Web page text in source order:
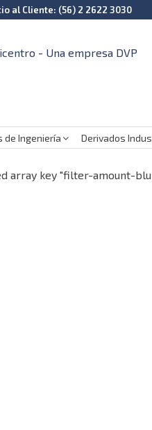
al Cliente: (56) 2 2622 3030
de Ingeniería Derivados
array key "filter-amount-